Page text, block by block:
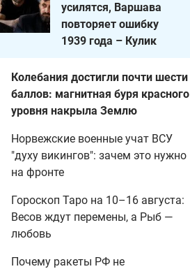
усилятся, Варшава
повторяет ошибку
1939 года – Кулик
Колебания достигли почти шести
баллов: магнитная буря красного
уровня накрыла Землю
Норвежские военные учат ВСУ
"духу викингов": зачем это нужно
на фронте
Гороскоп Таро на 10–16 августа:
Весов ждут перемены, а Рыб —
любовь
Почему ракеты РФ не